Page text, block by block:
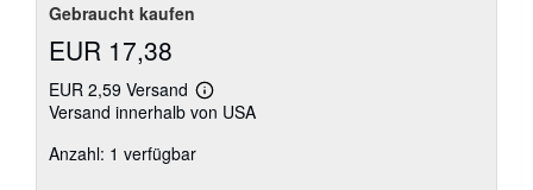
Gebraucht kaufen
EUR 17,38
EUR 2,59 Versand
Weitere
Informationen
Versand innerhalb von USA
Anzahl: 1 verfügbar